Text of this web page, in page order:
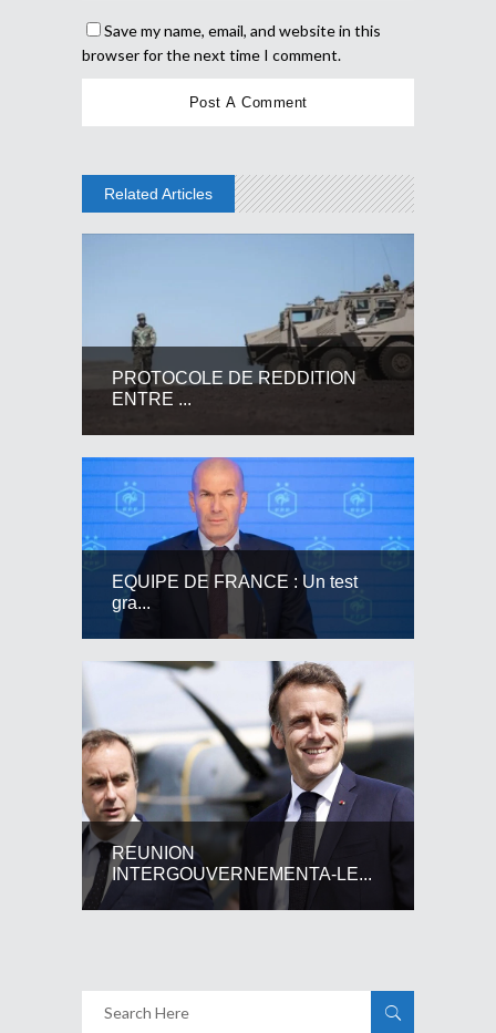
Save my name, email, and website in this
browser for the next time I comment.
Related Articles
PROTOCOLE DE REDDITION
ENTRE ...
EQUIPE DE FRANCE : Un test
gra...
REUNION
INTERGOUVERNEMENTA-LE...